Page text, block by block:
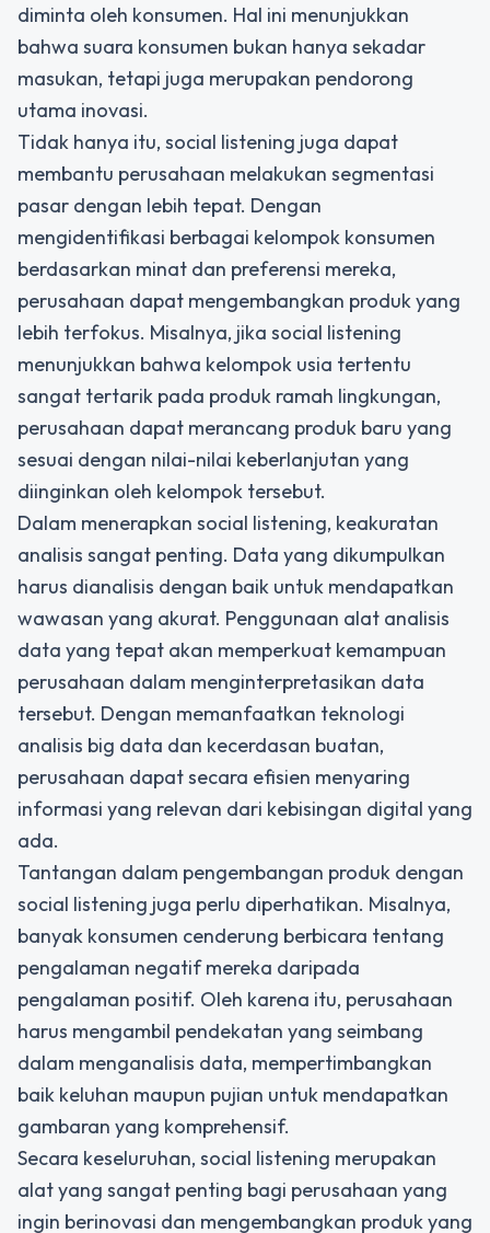
diminta oleh konsumen. Hal ini menunjukkan
bahwa suara konsumen bukan hanya sekadar
masukan, tetapi juga merupakan pendorong
utama inovasi.
Tidak hanya itu, social listening juga dapat
membantu perusahaan melakukan segmentasi
pasar dengan lebih tepat. Dengan
mengidentifikasi berbagai kelompok konsumen
berdasarkan minat dan preferensi mereka,
perusahaan dapat mengembangkan produk yang
lebih terfokus. Misalnya, jika social listening
menunjukkan bahwa kelompok usia tertentu
sangat tertarik pada produk ramah lingkungan,
perusahaan dapat merancang produk baru yang
sesuai dengan nilai-nilai keberlanjutan yang
diinginkan oleh kelompok tersebut.
Dalam menerapkan social listening, keakuratan
analisis sangat penting. Data yang dikumpulkan
harus dianalisis dengan baik untuk mendapatkan
wawasan yang akurat. Penggunaan alat analisis
data yang tepat akan memperkuat kemampuan
perusahaan dalam menginterpretasikan data
tersebut. Dengan memanfaatkan teknologi
analisis big data dan kecerdasan buatan,
perusahaan dapat secara efisien menyaring
informasi yang relevan dari kebisingan digital yang
ada.
Tantangan dalam pengembangan produk dengan
social listening juga perlu diperhatikan. Misalnya,
banyak konsumen cenderung berbicara tentang
pengalaman negatif mereka daripada
pengalaman positif. Oleh karena itu, perusahaan
harus mengambil pendekatan yang seimbang
dalam menganalisis data, mempertimbangkan
baik keluhan maupun pujian untuk mendapatkan
gambaran yang komprehensif.
Secara keseluruhan, social listening merupakan
alat yang sangat penting bagi perusahaan yang
ingin berinovasi dan mengembangkan produk yang